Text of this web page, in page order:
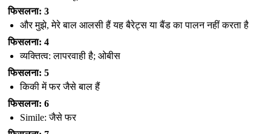
फिसलना: 3
और मुझे, मेरे बाल आलसी हैं यह बैरेट्स या बैंड का पालन नहीं करता है
फिसलना: 4
व्यक्तित्व: लापरवाही है; ओबीस
फिसलना: 5
किकी में फर जैसे बाल हैं
फिसलना: 6
Simile: जैसे फर